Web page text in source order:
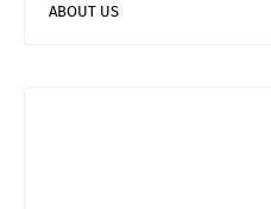
ABOUT US